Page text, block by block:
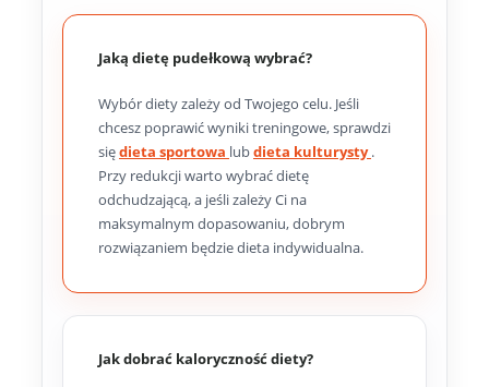
Jaką dietę pudełkową wybrać?
Wybór diety zależy od Twojego celu. Jeśli
chcesz poprawić wyniki treningowe, sprawdzi
siędieta sportowa lubdieta kulturysty.
Przy redukcji warto wybrać dietę
odchudzającą, a jeśli zależy Ci na
maksymalnym dopasowaniu, dobrym
rozwiązaniem będzie dieta indywidualna.
Jak dobrać kaloryczność diety?